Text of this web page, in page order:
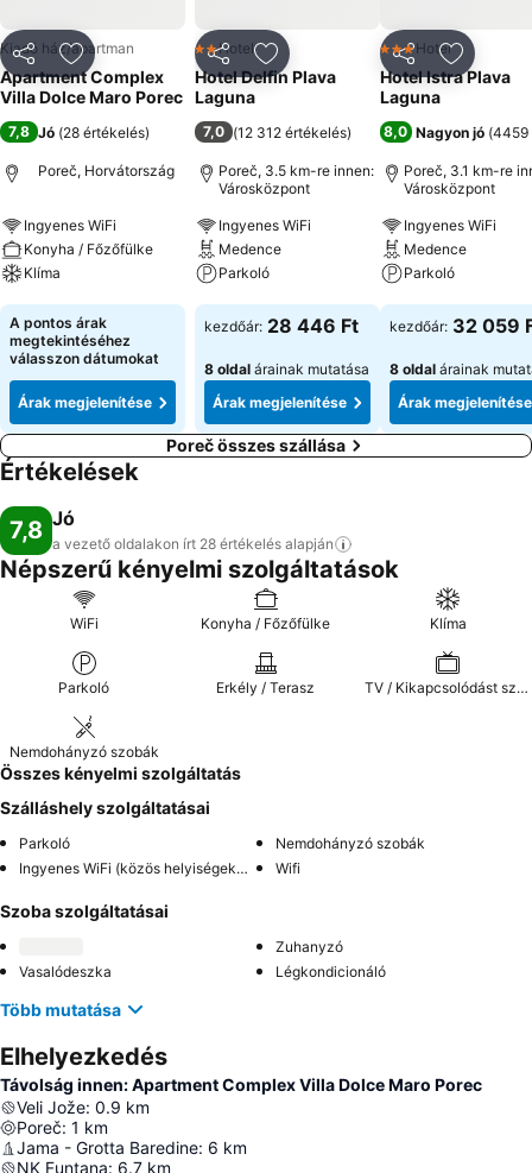
MegosztásHozzáadás a kedvencekhez
Kiadó ház/apartman
Apartment Complex
Villa Dolce Maro Porec
7,8 Jó (28 értékelés)
Poreč, Horvátország
Ingyenes WiFi
Konyha / Főzőfülke
Klíma
Árak megjelenítése
A pontos árak
megtekintéséhez
válasszon dátumokat
Árak megjelenítése
MegosztásHozzáadás a kedvencekhez
2 Kategória
Hotel
Hotel Delfin Plava
Laguna
7,0 (12 312 értékelés)
Poreč, 3.5 km-re innen:
Városközpont
Ingyenes WiFi
Medence
Parkoló
Árak megjelenítése
kezdőár: 28 446 Ft
8 oldal árainak mutatása
Árak megjelenítése
Megosztás
3 Kategória
Hotel
Hotel Istra Plava
Laguna
8,0 Nagyon jó (4459
Poreč, 3.1 km-re
Városközpont
Ingyenes WiFi
Medence
Parkoló
Árak
kezdőár: 32 059
8 oldal árainak
Árak megjelenítése
Poreč összes szállása
Értékelések
7,8 Jó
a vezető oldalakon írt 28 értékelés alapján
Népszerű kényelmi szolgáltatások
WiFi Konyha / Főzőfülke Klíma
Parkoló Erkély / Terasz TV / Kikapcsolódást szolgáló extrák
Nemdohányzó szobák
Összes kényelmi szolgáltatás
Szálláshely szolgáltatásai
Parkoló
Nemdohányzó szobák
Ingyenes WiFi (közös helyiségekben)
Wifi
Szoba szolgáltatásai
Zuhanyzó
Vasalódeszka
Légkondicionáló
Több mutatása
Elhelyezkedés
Távolság innen: Apartment Complex Villa Dolce Maro Porec
Veli Jože: 0.9 km
Poreč: 1 km
Jama - Grotta Baredine: 6 km
NK Funtana: 6.7 km